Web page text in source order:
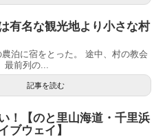
有名な観光地より小さな村
泊に宿をとった。 途中、村の教会
前列の...
記事を読む
！【のと里山海道・千里浜
ブウェイ】